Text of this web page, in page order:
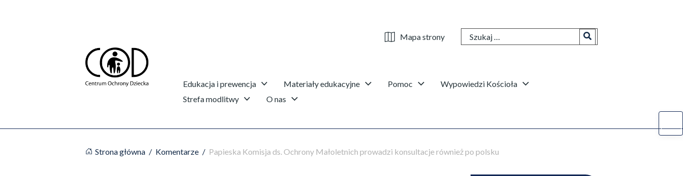
Mapa strony
Search
for:
Edukacja i prewencja Materiały edukacyjne Pomoc
Wypowiedzi Kościoła
Strefa modlitwy
O nas
Strona główna / Komentarze / Papieska Komisja ds. Ochrony Małoletnich prowadzi konsultacje również po polsku